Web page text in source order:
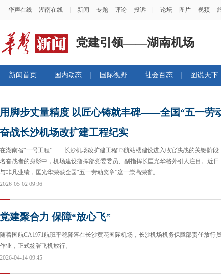
华声在线 湖南在线 新闻 专题 评论 投诉 论坛 图片 视频
党建引领——湖南机场
新闻首页 国内动态 国际视野 社会百态 图说天下
用脚步丈量精度 以匠心铸就丰碑——全国“五一劳
奋战长沙机场改扩建工程纪实
在湖南省“一号工程”——长沙机场改扩建工程T3航站楼建设进入收官决战的关键阶段
名奋战者的身影中，机场建设指挥部党委委员、副指挥长匡光华格外引人注目。近
与非凡业绩，匡光华荣获全国“五一劳动奖章”这一崇高荣誉。
2026-05-02 09:06
党建聚合力 保障“放心飞”
随着国航CA1971航班平稳降落在长沙黄花国际机场，长沙机场机务保障部责任放行
作业，正式签署飞机放行。
2026-04-14 09:45